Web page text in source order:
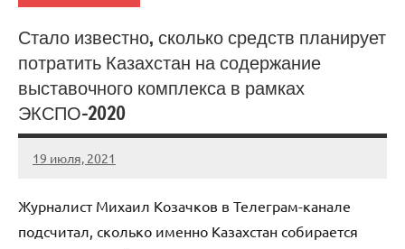
Мэтр
Стало известно, сколько средств планирует
потратить Казахстан на содержание
выставочного комплекса в рамках
ЭКСПО-2020
19 июля, 2021
KurnosovVIT
Нет
Журналист Михаил Козачков в Телеграм-канале
подсчитал, сколько именно Казахстан собирается